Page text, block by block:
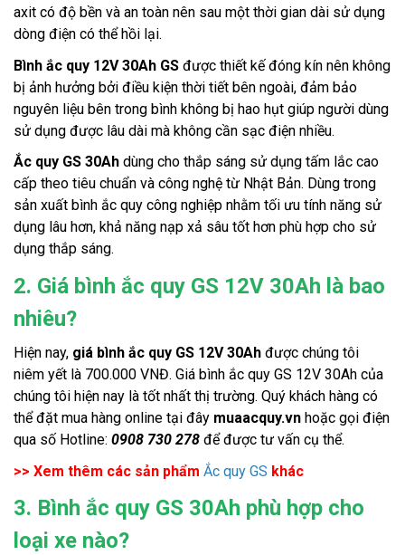
axit có độ bền và an toàn nên sau một thời gian dài sử dụng
dòng điện có thể hồi lại.
Bình ắc quy 12V 30Ah GS được thiết kế đóng kín nên không
bị ảnh hưởng bởi điều kiện thời tiết bên ngoài, đảm bảo
nguyên liệu bên trong bình không bị hao hụt giúp người dùng
sử dụng được lâu dài mà không cần sạc điện nhiều.
Ắc quy GS 30Ah dùng cho thắp sáng sử dụng tấm lắc cao
cấp theo tiêu chuẩn và công nghệ từ Nhật Bản. Dùng trong
sản xuất bình ắc quy công nghiệp nhằm tối ưu tính năng sử
dụng lâu hơn, khả năng nạp xả sâu tốt hơn phù hợp cho sử
dụng thắp sáng.
2. Giá bình ắc quy GS 12V 30Ah là bao
nhiêu?
Hiện nay, giá bình ắc quy GS 12V 30Ah được chúng tôi
niêm yết là 700.000 VNĐ. Giá bình ắc quy GS 12V 30Ah của
chúng tôi hiện nay là tốt nhất thị trường. Quý khách hàng có
thể đặt mua hàng online tại đây muaacquy.vn hoặc gọi điện
qua số Hotline: 0908 730 278 để được tư vấn cụ thể.
>> Xem thêm các sản phẩm Ắc quy GS khác
3. Bình ắc quy GS 30Ah phù hợp cho
loại xe nào?